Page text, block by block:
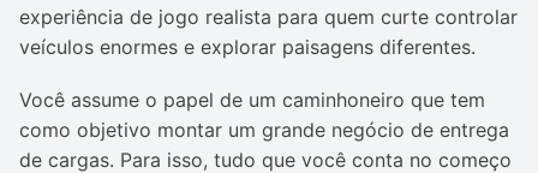
experiência de jogo realista para quem curte controlar
veículos enormes e explorar paisagens diferentes.
Você assume o papel de um caminhoneiro que tem
como objetivo montar um grande negócio de entrega
de cargas. Para isso, tudo que você conta no começo